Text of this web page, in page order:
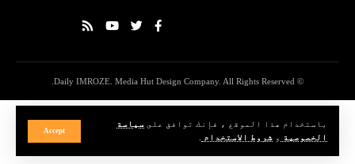
باستخدام هذا الموقع ، فإنك توافق على سياسة
الخصوصية
و شروط الاستخدام
Accept
© Daily IMROZE. Media Hut Design Company. All Rights Reserved.